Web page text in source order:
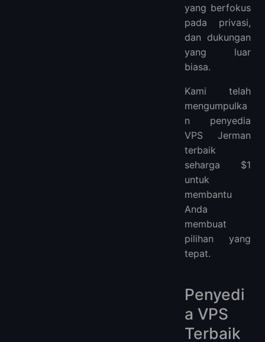
yang berfokus
pada privasi,
dan dukungan
yang luar
biasa.
Kami telah
mengumpulka
n penyedia
VPS Jerman
terbaik
seharga $1
untuk
membantu
Anda
membuat
pilihan yang
tepat.
Penyedi
a VPS
Terbaik